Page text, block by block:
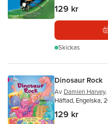
129 kr
Skickas
Dinosaur Rock
Av Damien Harvey,
Häftad, Engelska,
129 kr